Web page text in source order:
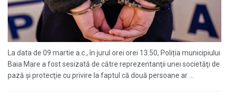
La data de 09 martie a.c., în jurul orei orei 13.50, Poliția municipiului
Baia Mare a fost sesizată de către reprezentanţii unei societăţi de
pază şi protecţie cu privire la faptul că două persoane ar ...